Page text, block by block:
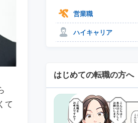
て
営業職
ハイキャリア
はじめての転職の方へ